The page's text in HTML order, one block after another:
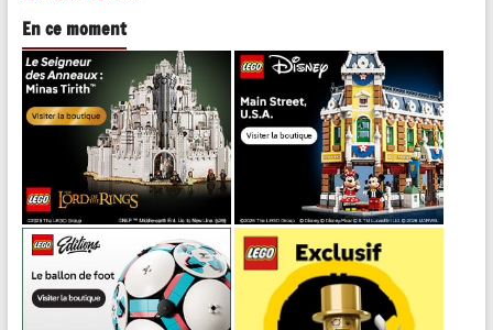
En ce moment